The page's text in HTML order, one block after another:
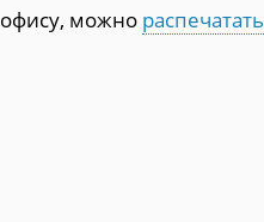
можно распечатать